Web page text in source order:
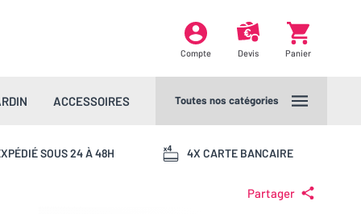
Compte Devis Panier
ACCESSOIRES Toutes nos catégories
SOUS 24 À 48H 4X CARTE BANCAIRE
Partager